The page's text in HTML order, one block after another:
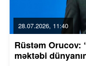
28.07.2026, 11:40
Rüstəm Orucov:
məktəbi